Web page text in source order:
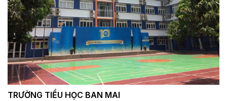
TRƯỜNG TIỂU HỌC BAN MAI